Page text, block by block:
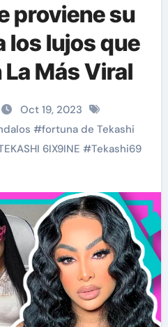
proviene su
los lujos que
La Más Viral
Oct 19, 2023
#fortuna de Tekashi
6IX9INE #Tekashi69